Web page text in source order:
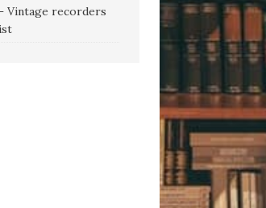
Vintage recorders